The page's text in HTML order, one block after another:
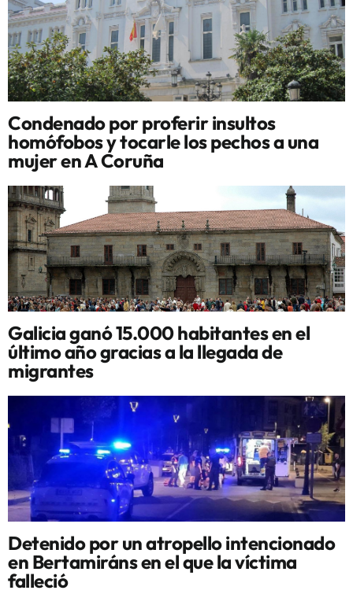
Condenado por proferir insultos
homófobos y tocarle los pechos a una
mujer en A Coruña
Galicia ganó 15.000 habitantes en el
último año gracias a la llegada de
migrantes
Detenido por un atropello intencionado
en Bertamiráns en el que la víctima
falleció